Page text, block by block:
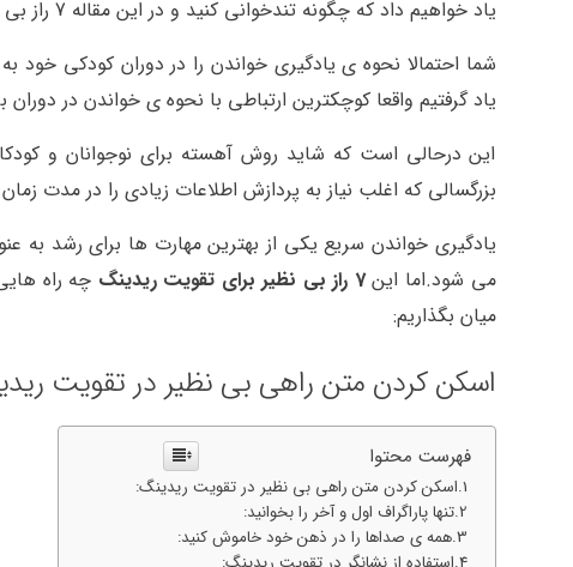
یاد خواهیم داد که چگونه تندخوانی کنید و در این مقاله 7 راز بی نظیر برای تقویت ریدینگ را برای شما توضیح خواهیم داد.
شما احتمالا نحوه ی یادگیری خواندن را در دوران کودکی
یاد گرفتیم واقعا کوچکترین ارتباطی با نحوه ی خواندن در دوران
این درحالی است که شاید روش آهسته برای نوجوانان و
بزرگسالی که اغلب نیاز به پردازش اطلاعات زیادی را در مدت
یادگیری خواندن سریع یکی از بهترین مهارت ها برای رشد
می شود.اما این7 راز بی نظیر برای تقویت ریدینگ
چه راه
میان بگذاریم:
اسکن کردن متن راهی بی نظیر در تقویت
فهرست محتوا
اسکن کردن متن راهی بی نظیر در تقویت ریدینگ:
تنها پاراگراف اول و آخر را بخوانید:
همه ی صداها را در ذهن خود خاموش کنید: